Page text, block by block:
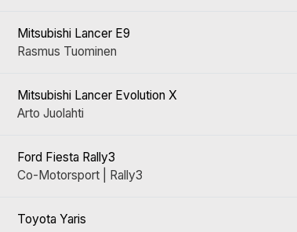
Mitsubishi Lancer E9
Rasmus Tuominen
Mitsubishi Lancer Evolution X
Arto Juolahti
Ford Fiesta Rally3
Co-Motorsport | Rally3
Toyota Yaris